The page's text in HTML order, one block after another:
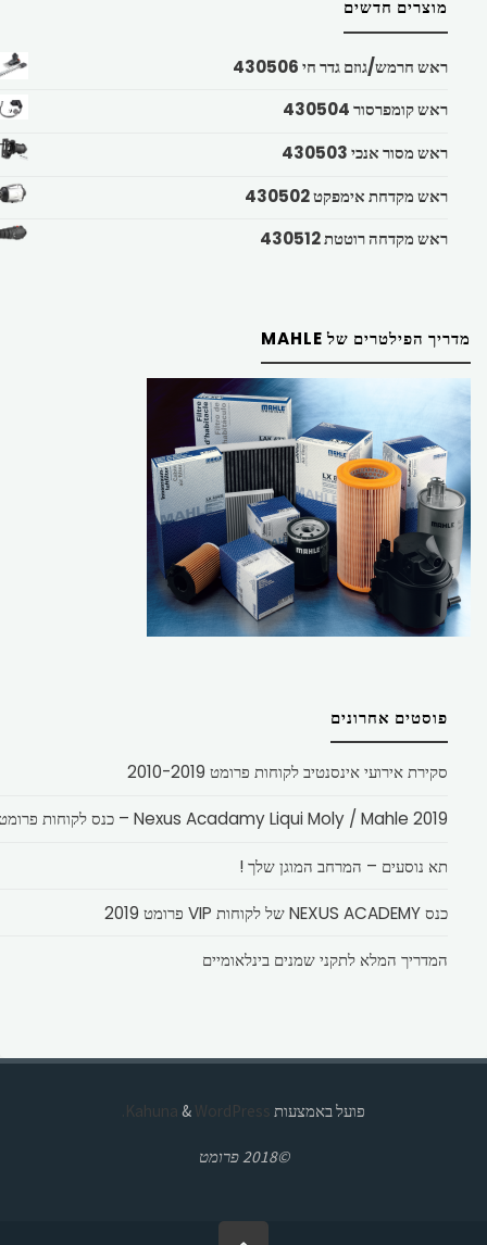
מוצרים חדשים
ראש חרמש/גוזם גדר חי 430506
ראש קומפרסור 430504
ראש מסור אנכי 430503
ראש מקדחת אימפקט 430502
ראש מקדחה רוטטת 430512
מדריך הפילטרים של MAHLE
פוסטים אחרונים
סקירת אירועי אינסנטיב לקוחות פרומט 2010-2019
Nexus Acadamy Liqui Moly / Mahle 2019 – כנס לקוחות פרומט
תא נוסעים – המרחב המוגן שלך !
כנס NEXUS ACADEMY של לקוחות VIP פרומט 2019
המדריך המלא לתקני שמנים בינלאומיים
פועל באמצעות & WordPress.
©2018 פרומט